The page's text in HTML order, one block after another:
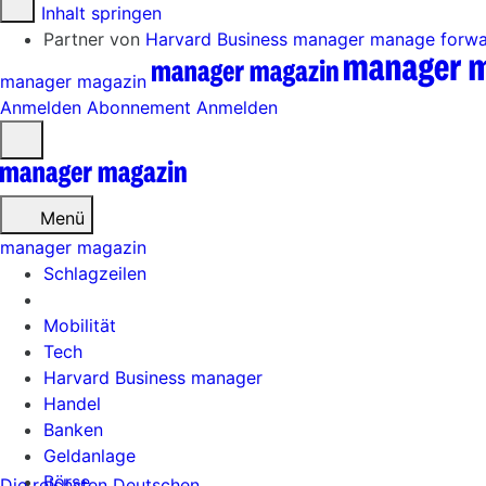
Zum Inhalt springen
Partner von Harvard Business manager manage
manager magazin
Anmelden Abonnement Anmelden
öffnen
Menü
Schlagzeilen
Mobilität
Tech
Harvard Business manager
Handel
Banken
Geldanlage
Börse
manager magazin